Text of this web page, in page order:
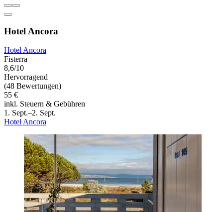
Hotel Ancora
Hotel Ancora
Fisterra
8,6/10
Hervorragend
(48 Bewertungen)
55 €
inkl. Steuern & Gebühren
1. Sept.–2. Sept.
Hotel Ancora